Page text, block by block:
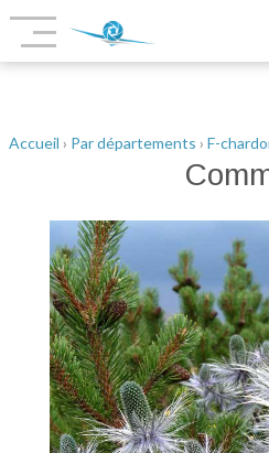
Accueil › Par départements › F-